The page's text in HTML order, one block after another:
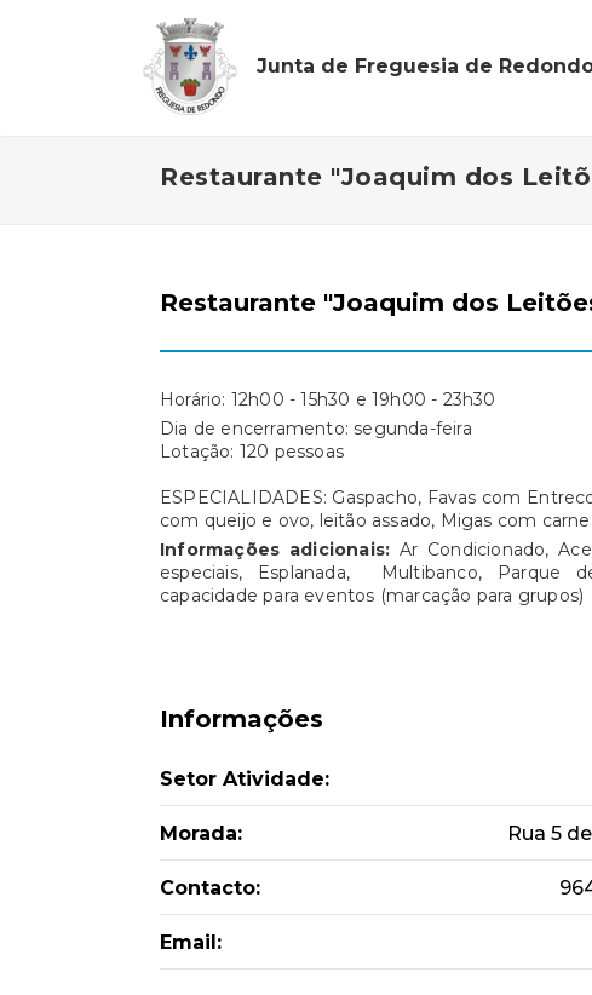
Junta de Freguesia de
Restaurante "Joaquim dos
Restaurante "Joaquim dos
Horário: 12h00 - 15h30 e 19h00 - 23h30
Dia de encerramento: segunda-feira
Lotação: 120 pessoas
ESPECIALIDADES: Gaspacho, Favas com
com queijo e ovo, leitão assado, Migas com
Informações adicionais: Ar Condicionado,
especiais, Esplanada, Multibanco, Parque
capacidade para eventos (marcação para grupos)
Informações
Setor Atividade:
Morada: Rua 5
Contacto:
Email: